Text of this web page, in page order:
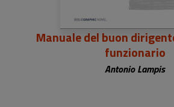
Manuale del buon
funzionario
Antonio Lampis